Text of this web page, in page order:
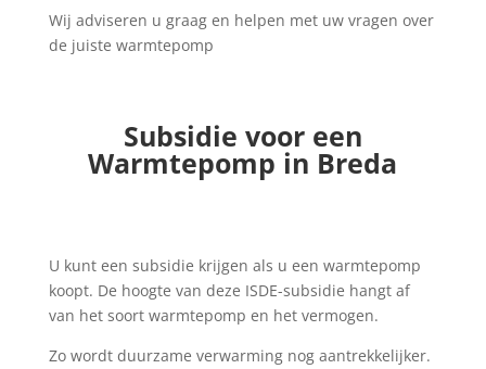
Wij adviseren u graag en helpen met uw vragen over
de juiste warmtepomp
Subsidie voor een
Warmtepomp in Breda
U kunt een subsidie krijgen als u een warmtepomp
koopt. De hoogte van deze ISDE-subsidie hangt af
van het soort warmtepomp en het vermogen.
Zo wordt duurzame verwarming nog aantrekkelijker.